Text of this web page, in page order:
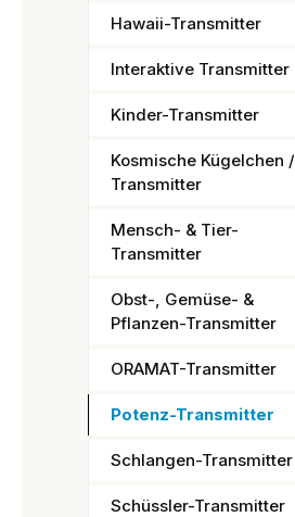
Hawaii-Transmitter
Interaktive Transmitter
Kinder-Transmitter
Kosmische Kügelchen /
Transmitter
Mensch- & Tier-
Transmitter
Obst-, Gemüse- &
Pflanzen-Transmitter
ORAMAT-Transmitter
Potenz-Transmitter
Schlangen-Transmitter
Schüssler-Transmitter